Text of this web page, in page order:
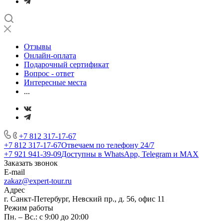
Отзывы
Онлайн-оплата
Подарочный сертификат
Вопрос - ответ
Интересные места
...
+7 812 317-17-67
+7 812 317-17-67Отвечаем по телефону 24/7
+7 921 941-39-09Доступны в WhatsApp, Telegram и MAX
Заказать звонок
E-mail
zakaz@expert-tour.ru
Адрес
г. Санкт-Петербург, Невский пр., д. 56, офис 11
Режим работы
Пн. – Вс.: с 9:00 до 20:00